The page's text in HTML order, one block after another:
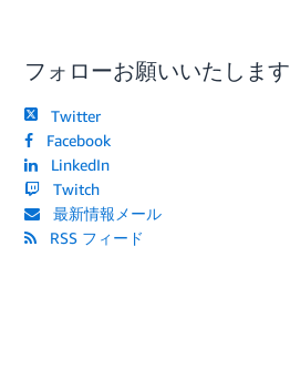
フォローお願いいたします
Twitter
Facebook
LinkedIn
Twitch
最新情報メール
RSS フィード